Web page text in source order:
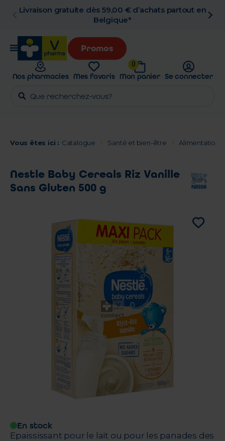
Livraison gratuite dès 59,00 € d’achats partout en
Belgique*
Promos
Nos pharmacies Mes favoris
0
Mon panier Se connecter
Vous êtes ici : Catalogue Santé et bien-être Alimentation
Nestle Baby Cereals Riz Vanille
Sans Gluten 500 g
En stock
Epaississant pour le lait ou pour les panades des